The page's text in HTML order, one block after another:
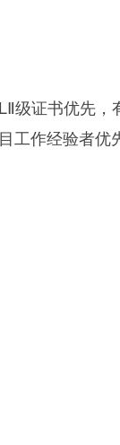
证书优先，
工作经验者优